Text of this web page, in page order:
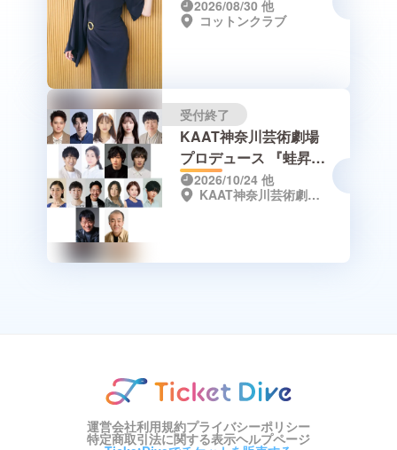
2026/08/30 他
コットンクラブ
受付終了
KAAT神奈川芸術劇場
プロデュース 『蛙昇
天』2026/10/24 他
KAAT神奈川芸術劇場 ＜ホール＞
運営会社利用規約プライバシーポリシー
特定商取引法に関する表示ヘルプページ